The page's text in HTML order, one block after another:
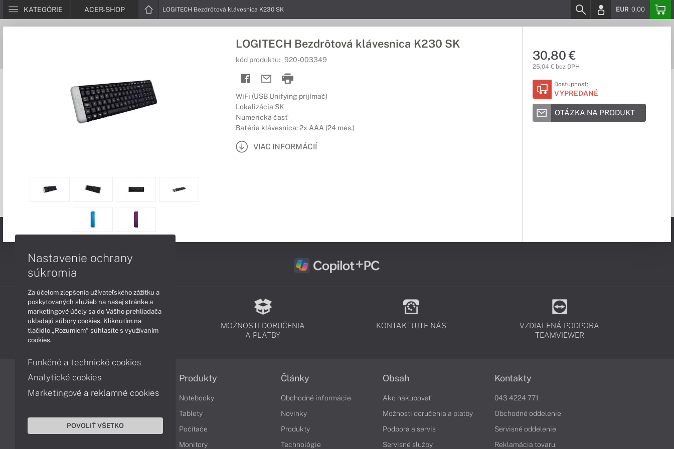
KATEGÓRIE ACER-SHOP LOGITECH Bezdrôtová klávesnica K230 SK EUR 0,00
LOGITECH Bezdrôtová klávesnica K230 SK
kód produktu: 920-003349
WiFi (USB Unifying prijímač)
Lokalizácia SK
Numerická časť
Batéria klávesnica: 2x AAA (24 mes.)
VIAC INFORMÁCIÍ
30,80 €
25,04 € bez DPH
Dostupnosť:
VYPREDANÉ
OTÁZKA NA PRODUKT
PODPORA A SERVIS
MOŽNOSTI DORUČENIA
A PLATBY
KONTAKTUJTE NÁS
VZDIALENÁ PODPORA
TEAMVIEWER
Informácie
Obchodné podmienky
Ochrana osobných údajov
Produkty
Notebooky
Tablety
Počítače
Monitory
Články
Obchodné informácie
Novinky
Produkty
Technológie
Obsah
Ako nakupovať
Možnosti doručenia a platby
Podpora a servis
Servisné služby
Kontakty
043 4224 771
Obchodné oddelenie
Servisné oddelenie
Reklamácia tovaru
Nastavenie ochrany
súkromia
Za účelom zlepšenia užívateľského zážitku a
poskytovaných služieb na našej stránke a
marketingové účely sa do Vášho prehliadača
ukladajú súbory cookies. Kliknutím na
tlačidlo „Rozumiem“ súhlasíte s využívaním
cookies.
Funkčné a technické cookies
Analytické cookies
Marketingové a reklamné cookies
POVOLIŤ VŠETKO